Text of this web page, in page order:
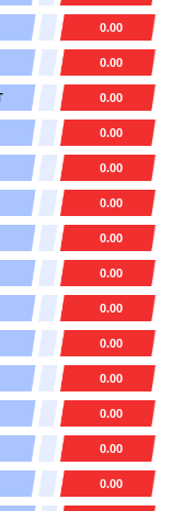
0.00
0.00
0.00
0.00
0.00
0.00
0.00
0.00
0.00
0.00
0.00
0.00
0.00
0.00